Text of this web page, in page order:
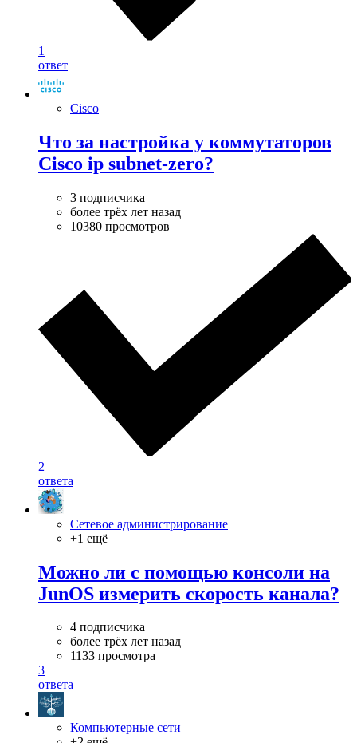
1
ответ
Cisco
Что за настройка у коммутаторов
Cisco ip subnet-zero?
3 подписчика
более трёх лет назад
10380 просмотров
2
ответа
Сетевое администрирование
+1 ещё
Можно ли с помощью консоли на
JunOS измерить скорость канала?
4 подписчика
более трёх лет назад
1133 просмотра
3
ответа
Компьютерные сети